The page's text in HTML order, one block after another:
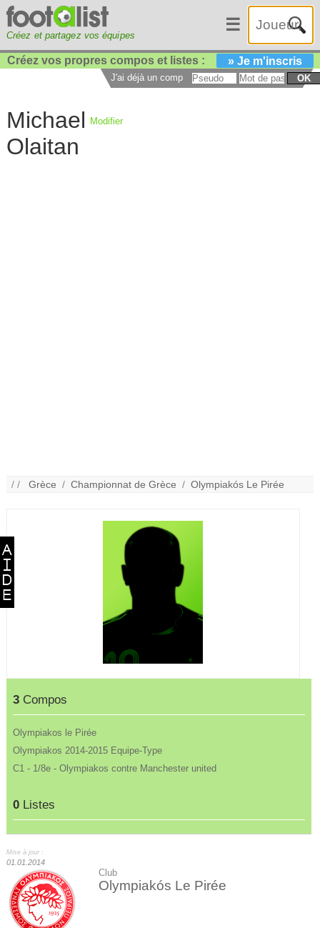
Créez et partagez vos équipes
☰
Créez vos propres compos et listes : » Je m'inscris
J'ai déjà un compte : OK
Michael
Olaitan
Modifier
/ /Grèce /Championnat de Grèce /Olympiakós Le Pirée
3 Compos
Olympiakos le Pirée
Olympiakos 2014-2015 Equipe-Type
C1 - 1/8e - Olympiakos contre Manchester united
0 Listes
Mise à jour :
01.01.2014
Club
Olympiakós Le Pirée